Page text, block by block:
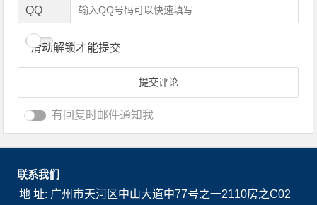
QQ
滑动解锁才能提交
有回复时邮件通知我
联系我们
地 址: 广州市天河区中山大道中77号之一2110房之C02